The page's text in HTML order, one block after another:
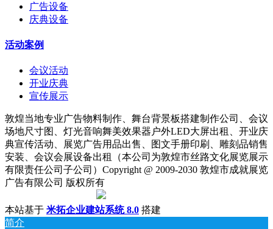
广告设备
庆典设备
活动案例
会议活动
开业庆典
宣传展示
敦煌当地专业广告物料制作、舞台背景板搭建制作公司、会议
场地尺寸图、灯光音响舞美效果器户外LED大屏出租、开业庆
典宣传活动、展览广告用品出售、图文手册印刷、雕刻品销售
安装、会议会展设备出租（本公司为敦煌市丝路文化展览展示
有限责任公司子公司）Copyright @ 2009-2030 敦煌市成就展览
广告有限公司 版权所有
本站基于 米拓企业建站系统 8.0 搭建
简介